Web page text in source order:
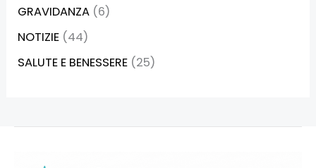
GRAVIDANZA (6)
NOTIZIE (44)
SALUTE E BENESSERE (25)